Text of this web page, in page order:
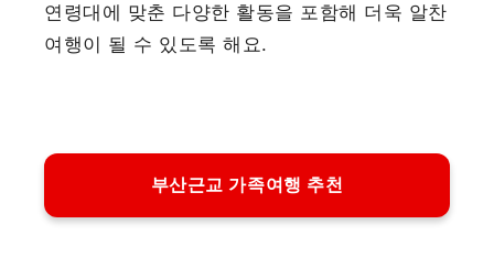
연령대에 맞춘 다양한 활동을 포함해 더욱 알찬
여행이 될 수 있도록 해요.
부산근교 가족여행 추천